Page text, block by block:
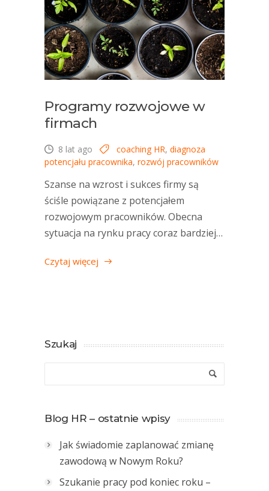
Programy rozwojowe w
firmach
8 lat ago coaching HR, diagnoza
potencjału pracownika, rozwój pracowników
Szanse na wzrost i sukces firmy są
ściśle powiązane z potencjałem
rozwojowym pracowników. Obecna
sytuacja na rynku pracy coraz bardziej…
Czytaj więcej
Szukaj
Blog HR – ostatnie wpisy
Jak świadomie zaplanować zmianę
zawodową w Nowym Roku?
Szukanie pracy pod koniec roku –